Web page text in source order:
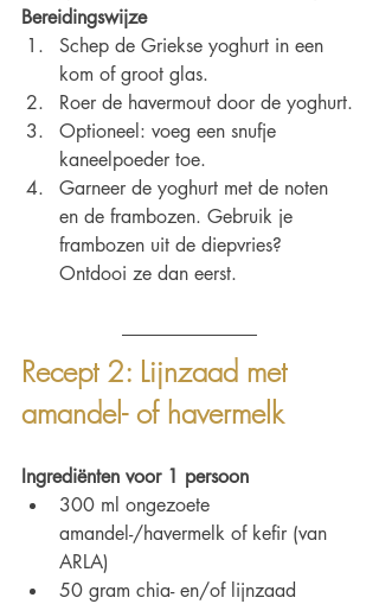
Bereidingswijze
Schep de Griekse yoghurt in een
kom of groot glas.
Roer de havermout door de yoghurt.
Optioneel: voeg een snufje
kaneelpoeder toe.
Garneer de yoghurt met de noten
en de frambozen. Gebruik je
frambozen uit de diepvries?
Ontdooi ze dan eerst.
Recept 2: Lijnzaad met
amandel- of havermelk
Ingrediënten voor 1 persoon
300 ml ongezoete
amandel-/havermelk of kefir (van
ARLA)
50 gram chia- en/of lijnzaad